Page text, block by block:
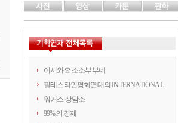
어서와요 소소부부네
팔레스타인평화연대의 INTERNATIONAL
워커스 상담소
99%의 경제